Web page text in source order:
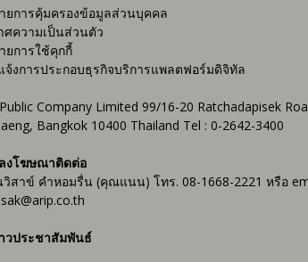
ยการคุ้มครองข้อมูลส่วนบุคคล
ศความเป็นส่วนตัว
ยการใช้คุกกี้
จ้งการประกอบธุรกิจบริการแพลตฟอร์มดิจิทัล
Company Limited 99/16-20 Ratchadapisek
Bangkok 10400 Thailand Tel : 0-2642-3400
งโฆษณาติดต่อ
สาข์ คำหอมรื่น (คุณแนน) โทร. 08-1668-2221 หรือ
วประชาสัมพันธ์